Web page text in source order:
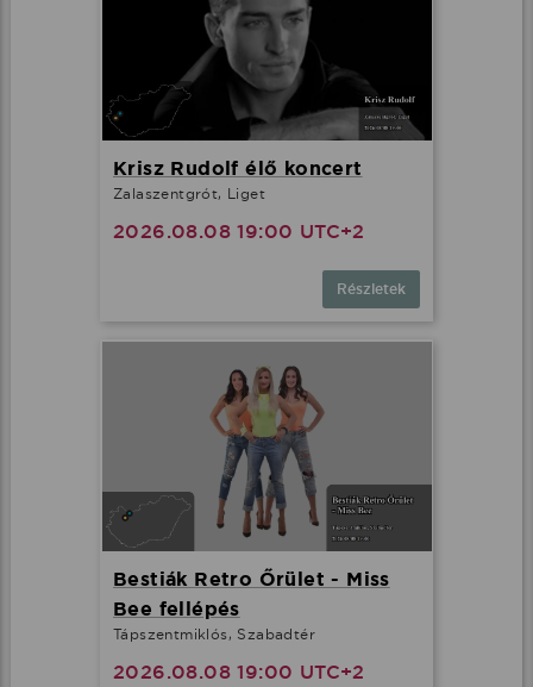
Krisz Rudolf élő koncert
Zalaszentgrót, Liget
2026.08.08 19:00 UTC+2
Részletek
Bestiák Retro Őrület - Miss
Bee fellépés
Tápszentmiklós, Szabadtér
2026.08.08 19:00 UTC+2